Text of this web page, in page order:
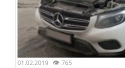
01.02.2019 👁 765